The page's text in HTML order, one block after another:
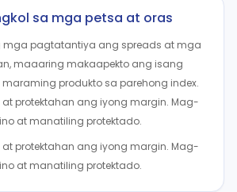
sa mga petsa at oras
mga pagtatantiya ang spreads at mga
maaaring makaapekto ang isang
produkto sa parehong index.
protektahan ang iyong margin. Mag-
at manatiling protektado.
protektahan ang iyong margin. Mag-
at manatiling protektado.